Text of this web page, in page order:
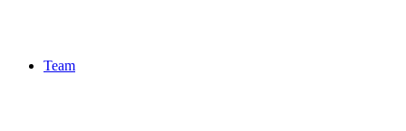
Team